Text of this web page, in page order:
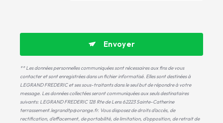
Envoyer
** Les données personnelles communiquées sont nécessaires aux fins de vous
contacter et sont enregistrées dans un fichier informatisé. Elles sont destinées à
LEGRAND FREDERIC et ses sous-traitants dans le seul but de répondre à votre
message. Les données collectées seront communiquées aux seuls destinataires
suivants: LEGRAND FREDERIC 128 Rte de Lens 62223 Sainte-Catherine
terrassement.legrandtp@orange.fr. Vous disposez de droits d’accès, de
rectification, d’effacement, de portabilité, de limitation, d’opposition, de retrait de